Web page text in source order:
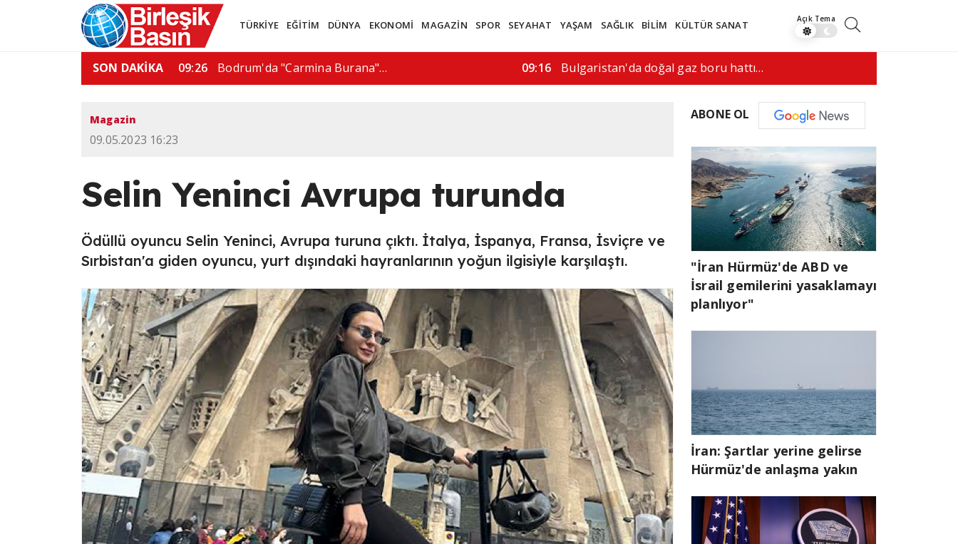
TÜRKİYE EĞİTİM DÜNYA EKONOMİ MAGAZİN SPOR SEYAHAT YAŞAM SAĞLIK BİLİM KÜLTÜR SANAT
SON DAKİKA
hızlanmalarını… 09:26 Bodrum'da "Carmina Burana"… 09:16 Bulgaristan'da doğal gaz boru hattı…
Magazin
09.05.2023 16:23
Selin Yeninci Avrupa turunda
Ödüllü oyuncu Selin Yeninci, Avrupa turuna çıktı. İtalya, İspanya, Fransa, İsviçre ve
Sırbistan'a giden oyuncu, yurt dışındaki hayranlarının yoğun ilgisiyle karşılaştı.
ABONE OL
"İran Hürmüz'de ABD ve
İsrail gemilerini yasaklamayı
planlıyor"
İran: Şartlar yerine gelirse
Hürmüz'de anlaşma yakın